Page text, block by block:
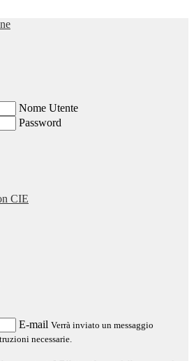
Nome Utente
Password
CIE
E-mail Verrà inviato un messaggio
necessarie.